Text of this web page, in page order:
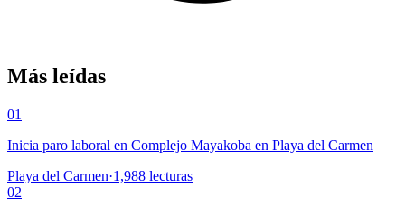
Más leídas
01
Inicia paro laboral en Complejo Mayakoba en Playa del Carmen
Playa del Carmen·1,988 lecturas
02